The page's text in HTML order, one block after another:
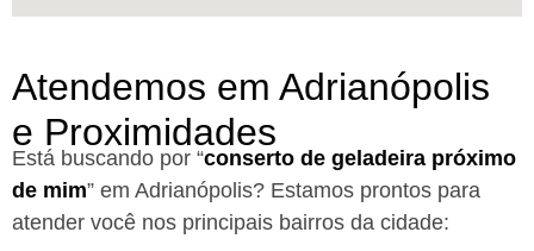
Atendemos em Adrianópolis
e Proximidades
Está buscando por “conserto de geladeira próximo
de mim” em Adrianópolis? Estamos prontos para
atender você nos principais bairros da cidade: